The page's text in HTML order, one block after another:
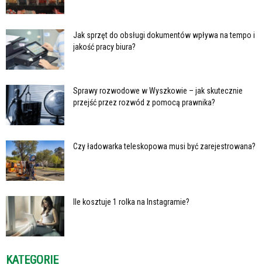
Jak sprzęt do obsługi dokumentów wpływa na tempo i
jakość pracy biura?
Sprawy rozwodowe w Wyszkowie – jak skutecznie
przejść przez rozwód z pomocą prawnika?
Czy ładowarka teleskopowa musi być zarejestrowana?
Ile kosztuje 1 rolka na Instagramie?
KATEGORIE